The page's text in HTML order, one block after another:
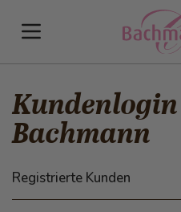
Bachmann
Registrierte Kunden